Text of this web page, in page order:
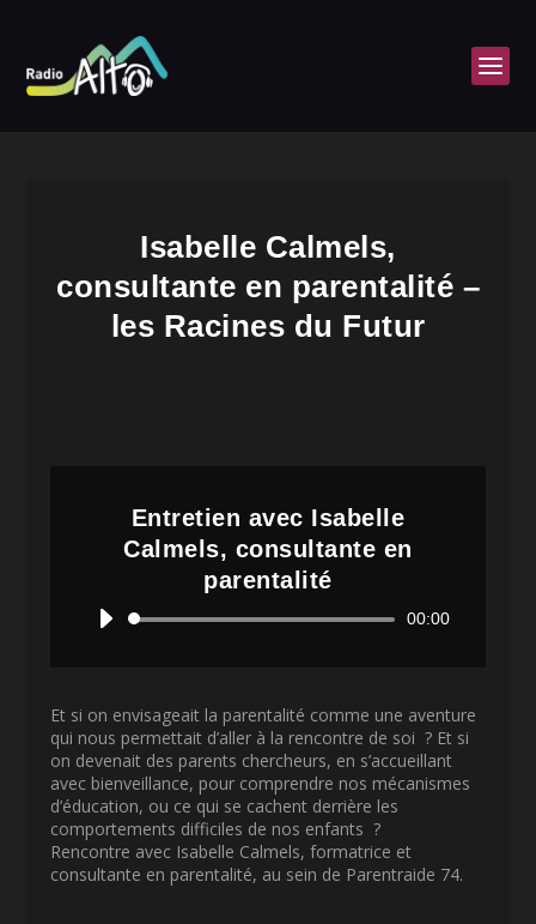
Isabelle Calmels,
consultante en parentalité –
les Racines du Futur
Entretien avec Isabelle
Calmels, consultante en
parentalité
Lecteur
00:00
Et si on envisageait la parentalité comme une aventure
qui nous permettait d’aller à la rencontre de soi ? Et si
on devenait des parents chercheurs, en s’accueillant
avec bienveillance, pour comprendre nos mécanismes
d’éducation, ou ce qui se cachent derrière les
comportements difficiles de nos enfants ?
Rencontre avec Isabelle Calmels, formatrice et
consultante en parentalité, au sein de Parentraide 74.